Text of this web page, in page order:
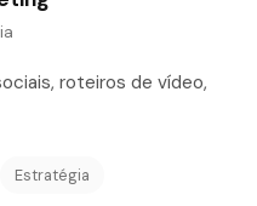
roteiros de vídeo,
Estratégia